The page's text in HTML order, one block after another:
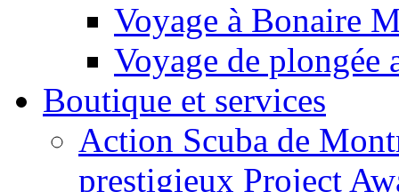
Voyage à Bonaire
Voyage de plongée
Boutique et services
Action Scuba de
prestigieux Project